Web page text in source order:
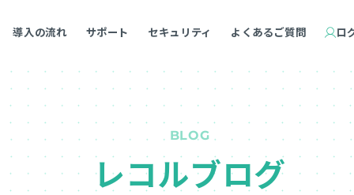
導入の流れ サポート セキュリティ よくあるご質問 ロ
BLOG
レコルブログ